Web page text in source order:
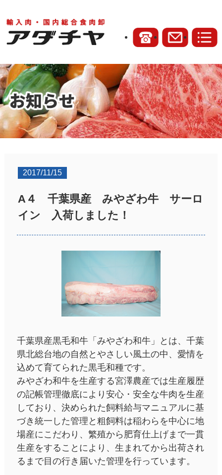
2017/11/15
A４ 千葉県産 みやざわ牛 サーロ
イン 入荷しました！
千葉県産黒毛和牛「みやざわ和牛」とは、千葉
県北総台地の自然とやさしい風土の中、愛情を
込めて育てられた黒毛和種です。
みやざわ和牛を生産する宮澤農産では生産履歴
の記帳管理徹底により安心・安全な牛肉を生産
しており、決められた飼料給与マニュアルに基
づき統一した管理と粗飼料は稲わらを中心に地
場産にこだわり、繁殖から肥育仕上げまで一貫
生産をすることにより、生まれてから出荷され
るまで目の行き届いた管理を行っています。